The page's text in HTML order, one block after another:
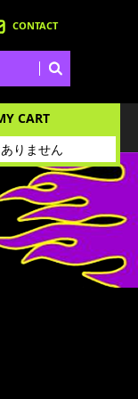
CONTACT
CART
りません